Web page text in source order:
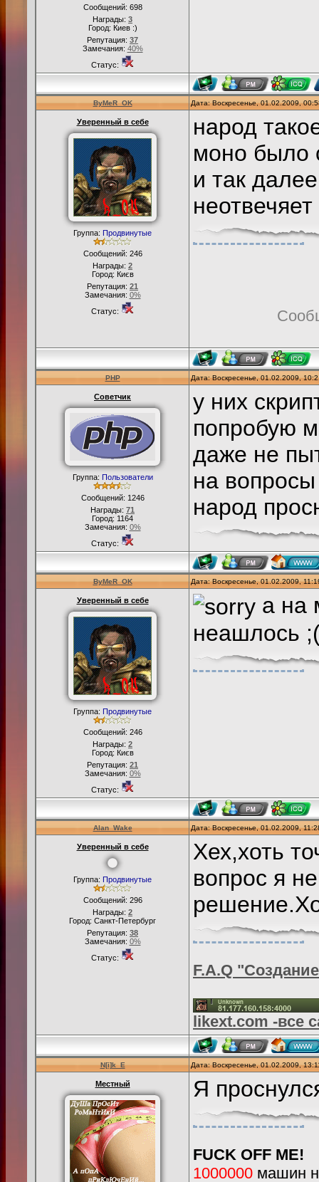
Сообщений: 698
Награды: 3
Город: Киев :)
Репутация: 37
Замечания: 40%
Статус:
ByMeR_OK Дата: Воскресенье, 01.02.2009,
Уверенный в себе
Группа: Продвинутые
Сообщений: 246
Награды: 2
Город: Києв
Репутация: 21
Замечания: 0%
Статус:
народ
моно было
и так
PHP Дата: Воскресенье, 01.02.2009,
Советчик
Группа: Пользователи
Сообщений: 1246
Награды: 71
Город: 1164
Замечания: 0%
Статус:
у них
попробую
даже не
на вопросы
народ
ByMeR_OK Дата: Воскресенье, 01.02.2009,
Уверенный в себе
Группа: Продвинутые
Сообщений: 246
Награды: 2
Город: Києв
Репутация: 21
Замечания: 0%
Статус:
а на
неашлось
Alan_Wake Дата: Воскресенье, 01.02.2009,
Уверенный в себе
Группа: Продвинутые
Сообщений: 296
Награды: 2
Город: Санкт-Петербург
Репутация: 38
Замечания: 0%
Статус:
Хех,хоть
вопрос я
F.A.Q
likext.com -все
N[i]k_E Дата: Воскресенье, 01.02.2009,
Местный Я
FUCK OFF ME!
1000000 машин